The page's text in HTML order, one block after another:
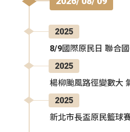
2025
8/9國際原民日 聯合
2025
楊柳颱風路徑變數大
2025
新北市長盃原民籃球